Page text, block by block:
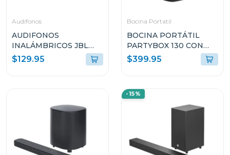
Audifonos
AUDIFONOS
INALÁMBRICOS JBL
SOUNDGEAR CLIPS
AZUL
$129.95
Bocina Portatil
BOCINA PORTÁTIL
PARTYBOX 130 CON
200W Y RESISTENTE A
SALPICADURAS
$399.95
-15%